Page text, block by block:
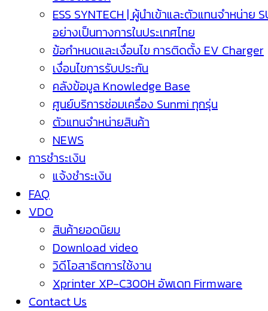
ESS SYNTECH | ผู้นำเข้าและตัวแทนจำหน่าย
อย่างเป็นทางการในประเทศไทย
ข้อกำหนดและเงื่อนไข การติดตั้ง EV Charger
เงื่อนไขการรับประกัน
คลังข้อมูล Knowledge Base
ศูนย์บริการซ่อมเครื่อง Sunmi ทุกรุ่น
ตัวแทนจำหน่ายสินค้า
NEWS
การชำระเงิน
แจ้งชำระเงิน
FAQ
VDO
สินค้ายอดนิยม
Download video
วิดีโอสาธิตการใช้งาน
Xprinter XP-C300H อัพเดท Firmware
Contact Us